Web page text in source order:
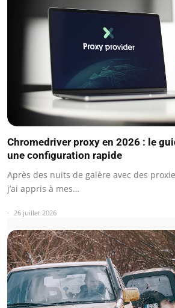
Chromedriver proxy en 2026 : le
une configuration rapide
Après des nuits de galère avec des
j’ai appris à mes…
26 juillet 2026